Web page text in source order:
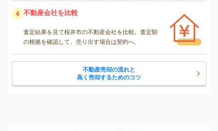
4 不動産会社を比較
査定結果を見て桜井市の不動産会社を比較。査定額
の根拠を確認して、売り出す場合は契約へ。
不動産売却の流れと
高く売却するためのコツ